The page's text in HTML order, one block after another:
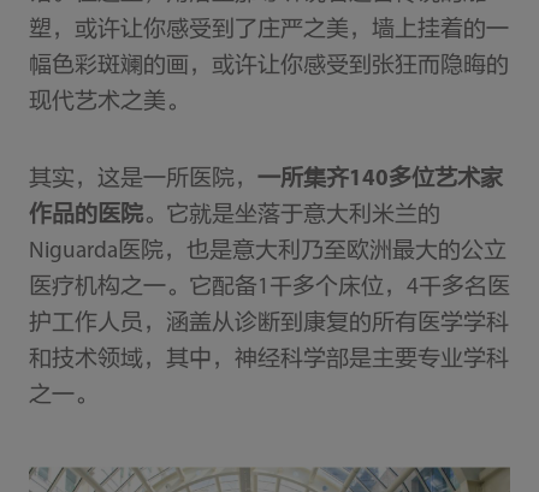
塑，或许让你感受到了庄严之美，墙上挂着的一
幅色彩斑斓的画，或许让你感受到张狂而隐晦的
现代艺术之美。
其实，这是一所医院， 一所集齐140多位艺术家
作品的医院。它就是坐落于意大利米兰的
Niguarda医院，也是意大利乃至欧洲最大的公立
医疗机构之一。它配备1千多个床位，4千多名医
护工作人员，涵盖从诊断到康复的所有医学学科
和技术领域，其中，神经科学部是主要专业学科
之一。